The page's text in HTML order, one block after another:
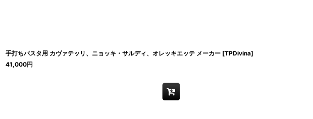
手打ちパスタ用 カヴァテッリ、ニョッキ・サルディ、オレッキエッテ メーカー [TPDivina]
41,000円